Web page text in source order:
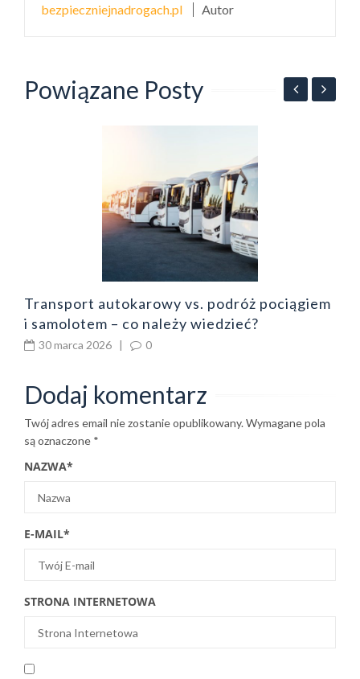
bezpieczniejnadrogach.pl Autor
Powiązane Posty
Transport autokarowy vs. podróż pociągiem
i samolotem – co należy wiedzieć?
30 marca 2026 | 0
Dodaj komentarz
Twój adres email nie zostanie opublikowany.Wymagane pola
są oznaczone *
NAZWA*
E-MAIL*
STRONA INTERNETOWA